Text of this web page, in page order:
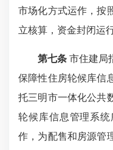
市场化方式运作，按
立核算，资金封闭运行
第七条 市住建局
保障性住房轮候库信
托三明市一体化公共
轮候库信息管理系
作，为配售和房源管